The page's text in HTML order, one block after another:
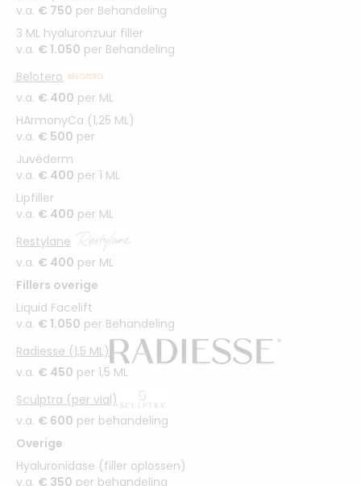
v.a. € 750 per Behandeling
3 ML hyaluronzuur filler
v.a. € 1.050 per Behandeling
Belotero
v.a. € 400 per ML
HArmonyCa (1,25 ML)
v.a. € 500 per
Juvéderm
v.a. € 400 per 1 ML
Lipfiller
v.a. € 400 per ML
Restylane
v.a. € 400 per ML
Fillers overige
Liquid Facelift
v.a. € 1.050 per Behandeling
Radiesse (1,5 ML)
v.a. € 450 per 1,5 ML
Sculptra (per vial)
v.a. € 600 per behandeling
Overige
Hyaluronidase (filler oplossen)
v.a. € 350 per behandeling